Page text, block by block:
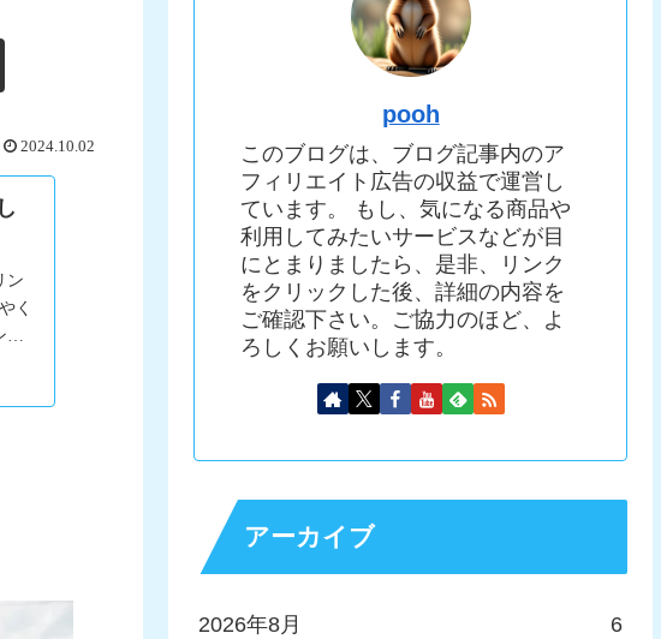
2024.10.02
ン
く
ド
pooh
このブログは、ブログ記事内のア
フィリエイト広告の収益で運営し
ています。 もし、気になる商品や
利用してみたいサービスなどが目
にとまりましたら、是非、リンク
をクリックした後、詳細の内容を
ご確認下さい。ご協力のほど、よ
ろしくお願いします。
アーカイブ
2026年8月 6